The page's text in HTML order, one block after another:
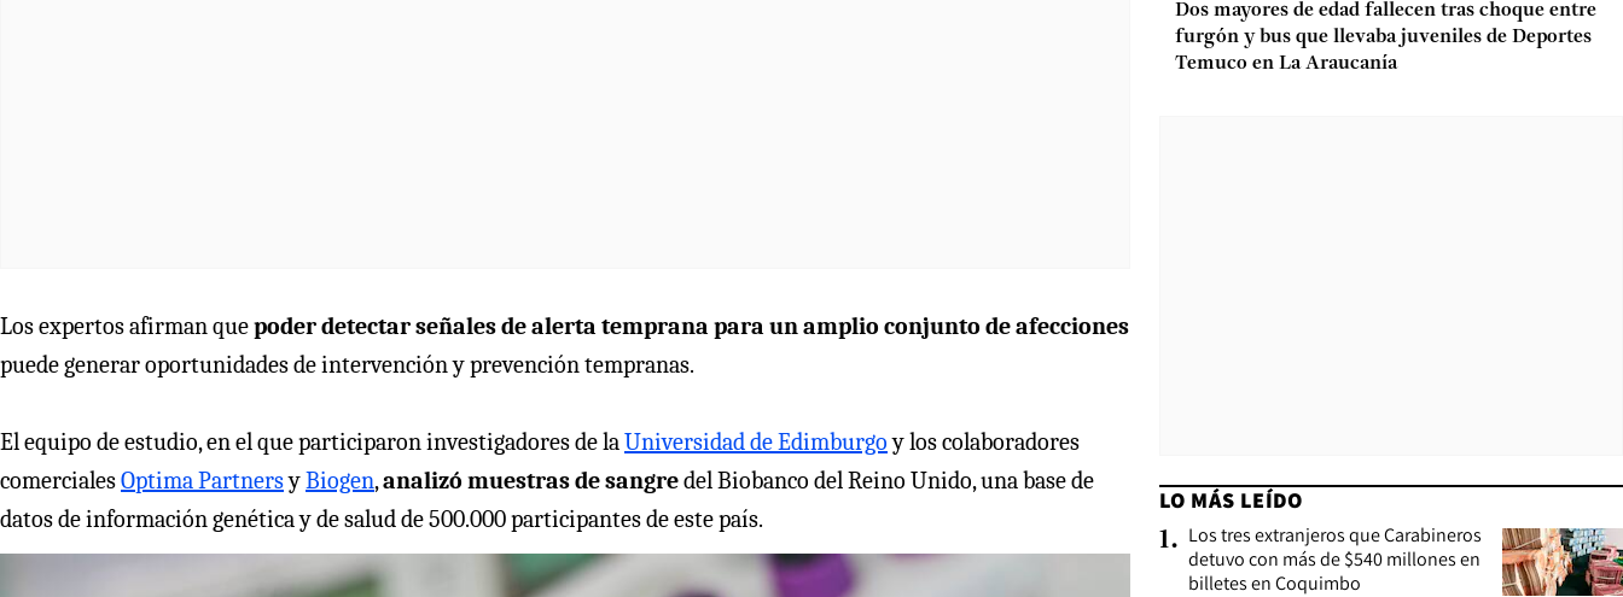
Los expertos afirman quepoder detectar señales de alerta temprana para un amplio conjunto de afecciones
puede generar oportunidades de intervención y prevención tempranas.
El equipo de estudio, en el que participaron investigadores de laUniversidad de Edimburgoy los colaboradores
comercialesOptima PartnersyBiogen,analizó muestras de sangredel Biobanco del Reino Unido, una base de
datos de información genética y de salud de 500.000 participantes de este país.
Dos mayores de edad fallecen tras choque entre
furgón y bus que llevaba juveniles de Deportes
Temuco en La Araucanía
LO MÁS LEÍDO
1. Los tres extranjeros que Carabineros
detuvo con más de $540 millones en
billetes en Coquimbo